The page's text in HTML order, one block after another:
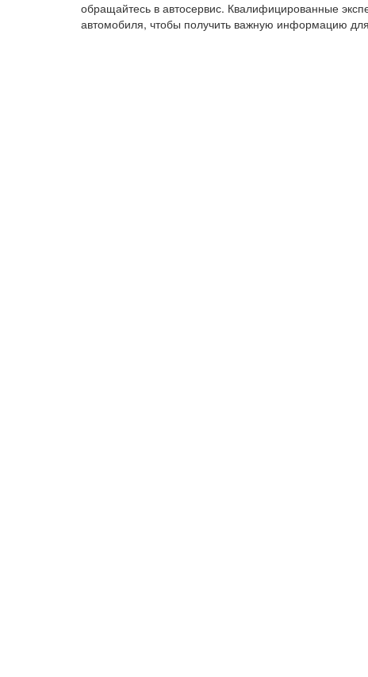
обращайтесь в автосервис. Квалифицированные
автомобиля, чтобы получить важную информацию